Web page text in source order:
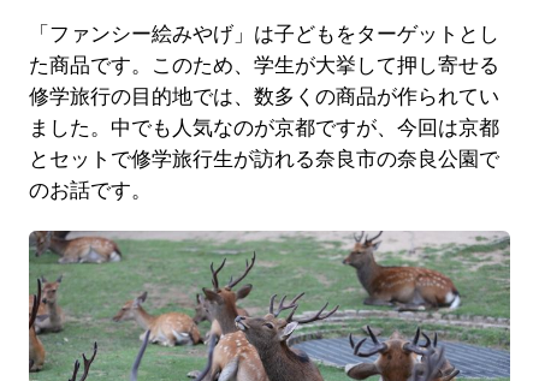
「ファンシー絵みやげ」は子どもをターゲットとし
た商品です。このため、学生が大挙して押し寄せる
修学旅行の目的地では、数多くの商品が作られてい
ました。中でも人気なのが京都ですが、今回は京都
とセットで修学旅行生が訪れる奈良市の奈良公園で
のお話です。